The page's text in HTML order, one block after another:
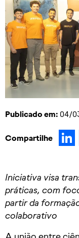
Publicado em: 04/
Compartilhe
Iniciativa visa
práticas, com
partir da
colaborativo